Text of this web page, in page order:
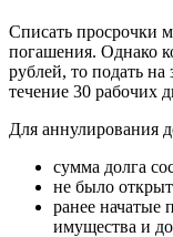
Списать просрочки
погашения. Однако
рублей, то подать
течение 30 рабочих
Для аннулирования
сумма долга
не было
ранее начатые
имущества и